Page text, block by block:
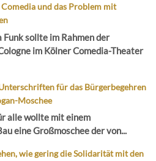
und das Problem mit
sollte im Rahmen der
im Kölner Comedia-Theater
für das Bürgerbegehren
Moschee
alle wollte mit einem
eine Großmoschee der von...
wie gering die Solidarität mit den